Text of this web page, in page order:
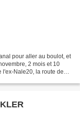
pour aller au boulot, et
2 mois et 10
l'ex-Nale20, la route de